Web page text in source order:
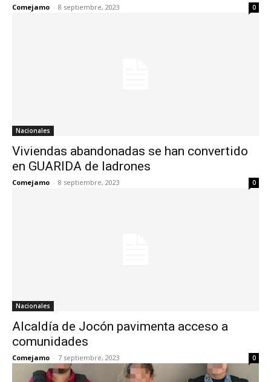
Comejamo - 8 septiembre, 2023 0
Nacionales
Viviendas abandonadas se han convertido
en GUARIDA de ladrones
Comejamo - 8 septiembre, 2023 0
Nacionales
Alcaldía de Jocón pavimenta acceso a
comunidades
Comejamo - 7 septiembre, 2023 0